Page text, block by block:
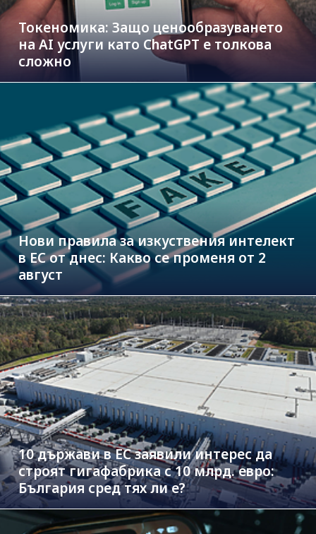
Токеномика: Защо ценообразуването
на AI услуги като ChatGPT е толкова
сложно
Нови правила за изкуствения интелект
в ЕС от днес: Какво се променя от 2
август
10 държави в ЕС заявили интерес да
строят гигафабрика с 10 млрд. евро:
България сред тях ли е?